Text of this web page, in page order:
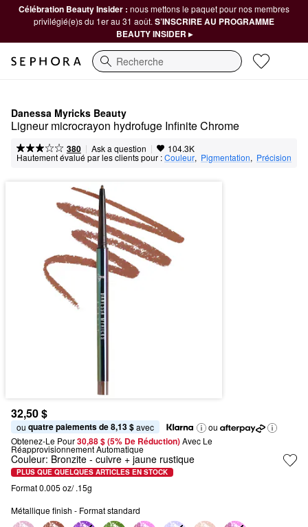
Célébration Beauty Insider : nous mettons le paquet pour nos membres
privilégié(e)s du 1er au 31 août. S’INSCRIRE AU PROGRAMME
BEAUTY INSIDER ▸
Recherche
Danessa Myricks Beauty
Ligneur microcrayon hydrofuge Infinite Chrome
380 | Ask a question | 104.3K
Hautement évalué par les clients pour :Couleur, Pigmentation, Précision
32,50 $
ou quatre paiements de 8,13 $ avec
ou
Obtenez-Le Pour30,88 $ (5% De Réduction) Avec Le
Réapprovisionnement Automatique
Couleur: Bronzite - cuivre + jaune rustique
PLUS QUE QUELQUES ARTICLES EN STOCK
Format 0.005 oz/ .15g
Métallique finish - Format standard